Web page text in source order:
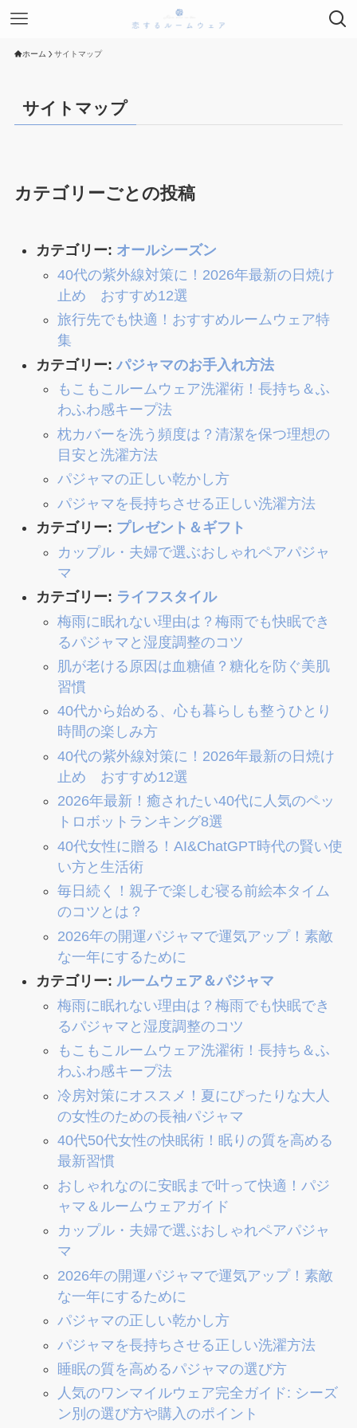
ホーム サイトマップ
サイトマップ
カテゴリーごとの投稿
カテゴリー: オールシーズン
40代の紫外線対策に！2026年最新の日焼け
止め おすすめ12選
旅行先でも快適！おすすめルームウェア特
集
カテゴリー: パジャマのお手入れ方法
もこもこルームウェア洗濯術！長持ち＆ふ
わふわ感キープ法
枕カバーを洗う頻度は？清潔を保つ理想の
目安と洗濯方法
パジャマの正しい乾かし方
パジャマを長持ちさせる正しい洗濯方法
カテゴリー: プレゼント＆ギフト
カップル・夫婦で選ぶおしゃれペアパジャ
マ
カテゴリー: ライフスタイル
梅雨に眠れない理由は？梅雨でも快眠でき
るパジャマと湿度調整のコツ
肌が老ける原因は血糖値？糖化を防ぐ美肌
習慣
40代から始める、心も暮らしも整うひとり
時間の楽しみ方
40代の紫外線対策に！2026年最新の日焼け
止め おすすめ12選
2026年最新！癒されたい40代に人気のペッ
トロボットランキング8選
40代女性に贈る！AI&ChatGPT時代の賢い使
い方と生活術
毎日続く！親子で楽しむ寝る前絵本タイム
のコツとは？
2026年の開運パジャマで運気アップ！素敵
な一年にするために
カテゴリー: ルームウェア＆パジャマ
梅雨に眠れない理由は？梅雨でも快眠でき
るパジャマと湿度調整のコツ
もこもこルームウェア洗濯術！長持ち＆ふ
わふわ感キープ法
冷房対策にオススメ！夏にぴったりな大人
の女性のための長袖パジャマ
40代50代女性の快眠術！眠りの質を高める
最新習慣
おしゃれなのに安眠まで叶って快適！パジ
ャマ＆ルームウェアガイド
カップル・夫婦で選ぶおしゃれペアパジャ
マ
2026年の開運パジャマで運気アップ！素敵
な一年にするために
パジャマの正しい乾かし方
パジャマを長持ちさせる正しい洗濯方法
睡眠の質を高めるパジャマの選び方
人気のワンマイルウェア完全ガイド: シーズ
ン別の選び方や購入のポイント